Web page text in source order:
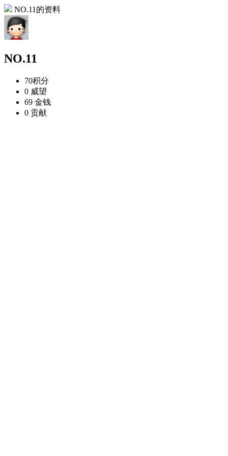
NO.11的资料
NO.11
70积分
0 威望
69 金钱
0 贡献